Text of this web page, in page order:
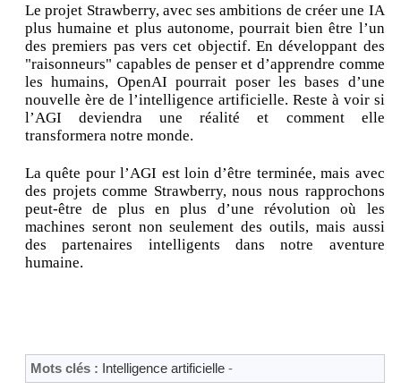
Le projet Strawberry, avec ses ambitions de créer une IA
plus humaine et plus autonome, pourrait bien être l’un
des premiers pas vers cet objectif. En développant des
"raisonneurs" capables de penser et d’apprendre comme
les humains, OpenAI pourrait poser les bases d’une
nouvelle ère de l’intelligence artificielle. Reste à voir si
l’AGI deviendra une réalité et comment elle
transformera notre monde.
La quête pour l’AGI est loin d’être terminée, mais avec
des projets comme Strawberry, nous nous rapprochons
peut-être de plus en plus d’une révolution où les
machines seront non seulement des outils, mais aussi
des partenaires intelligents dans notre aventure
humaine.
Mots clés : Intelligence artificielle -